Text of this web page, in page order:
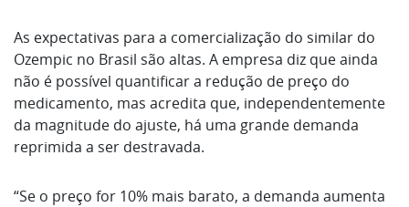
As expectativas para a comercialização do similar do
Ozempic no Brasil são altas. A empresa diz que ainda
não é possível quantificar a redução de preço do
medicamento, mas acredita que, independentemente
da magnitude do ajuste, há uma grande demanda
reprimida a ser destravada.
“Se o preço for 10% mais barato, a demanda aumenta